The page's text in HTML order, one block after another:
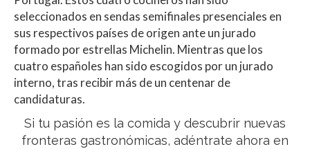
seleccionados en sendas semifinales presenciales en
sus respectivos países de origen ante un jurado
formado por estrellas Michelin. Mientras que los
cuatro españoles han sido escogidos por un jurado
interno, tras recibir más de un centenar de
candidaturas.
Si tu pasión es la comida y descubrir nuevas
fronteras gastronómicas, adéntrate ahora en